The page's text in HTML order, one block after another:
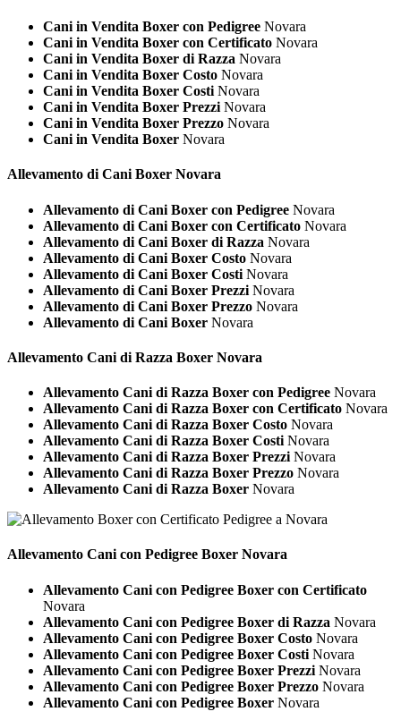
Cani in Vendita Boxer con Pedigree Novara
Cani in Vendita Boxer con Certificato Novara
Cani in Vendita Boxer di Razza Novara
Cani in Vendita Boxer Costo Novara
Cani in Vendita Boxer Costi Novara
Cani in Vendita Boxer Prezzi Novara
Cani in Vendita Boxer Prezzo Novara
Cani in Vendita Boxer Novara
Allevamento di Cani Boxer Novara
Allevamento di Cani Boxer con Pedigree Novara
Allevamento di Cani Boxer con Certificato Novara
Allevamento di Cani Boxer di Razza Novara
Allevamento di Cani Boxer Costo Novara
Allevamento di Cani Boxer Costi Novara
Allevamento di Cani Boxer Prezzi Novara
Allevamento di Cani Boxer Prezzo Novara
Allevamento di Cani Boxer Novara
Allevamento Cani di Razza Boxer Novara
Allevamento Cani di Razza Boxer con Pedigree Novara
Allevamento Cani di Razza Boxer con Certificato Novara
Allevamento Cani di Razza Boxer Costo Novara
Allevamento Cani di Razza Boxer Costi Novara
Allevamento Cani di Razza Boxer Prezzi Novara
Allevamento Cani di Razza Boxer Prezzo Novara
Allevamento Cani di Razza Boxer Novara
Allevamento Cani con Pedigree Boxer Novara
Allevamento Cani con Pedigree Boxer con Certificato
Novara
Allevamento Cani con Pedigree Boxer di Razza Novara
Allevamento Cani con Pedigree Boxer Costo Novara
Allevamento Cani con Pedigree Boxer Costi Novara
Allevamento Cani con Pedigree Boxer Prezzi Novara
Allevamento Cani con Pedigree Boxer Prezzo Novara
Allevamento Cani con Pedigree Boxer Novara